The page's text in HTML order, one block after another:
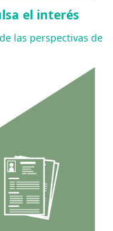
el interés
las perspectivas de